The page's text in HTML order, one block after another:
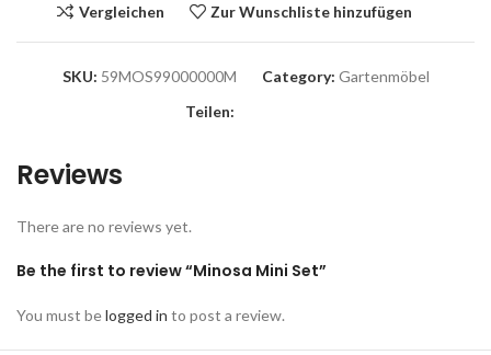
Vergleichen Zur Wunschliste hinzufügen
SKU: 59MOS99000000M Category: Gartenmöbel
Teilen:
Reviews
There are no reviews yet.
Be the first to review “Minosa Mini Set”
You must belogged in to post a review.